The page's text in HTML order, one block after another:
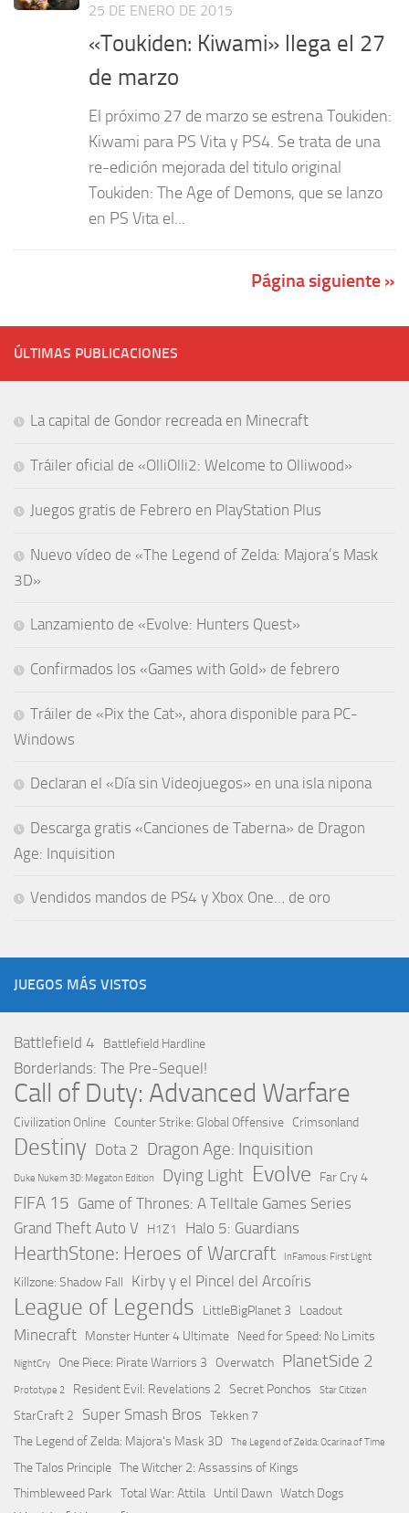
25 DE ENERO DE 2015
«Toukiden: Kiwami» llega el 27
de marzo
El próximo 27 de marzo se estrena Toukiden:
Kiwami para PS Vita y PS4. Se trata de una
re-edición mejorada del titulo original
Toukiden: The Age of Demons, que se lanzo
en PS Vita el...
Página siguiente »
ÚLTIMAS PUBLICACIONES
La capital de Gondor recreada en Minecraft
Tráiler oficial de «OlliOlli2: Welcome to Olliwood»
Juegos gratis de Febrero en PlayStation Plus
Nuevo vídeo de «The Legend of Zelda: Majora’s Mask
3D»
Lanzamiento de «Evolve: Hunters Quest»
Confirmados los «Games with Gold» de febrero
Tráiler de «Pix the Cat», ahora disponible para PC-
Windows
Declaran el «Día sin Videojuegos» en una isla nipona
Descarga gratis «Canciones de Taberna» de Dragon
Age: Inquisition
Vendidos mandos de PS4 y Xbox One… de oro
JUEGOS MÁS VISTOS
Battlefield 4 Battlefield Hardline
Borderlands: The Pre-Sequel!
Call of Duty: Advanced Warfare
Civilization Online Counter Strike: Global Offensive Crimsonland
Destiny Dota 2 Dragon Age: Inquisition
Duke Nukem 3D: Megaton Edition Dying Light Evolve Far Cry 4
FIFA 15 Game of Thrones: A Telltale Games Series
Grand Theft Auto V H1Z1 Halo 5: Guardians
HearthStone: Heroes of Warcraft InFamous: First Light
Killzone: Shadow Fall Kirby y el Pincel del Arcoíris
League of Legends LittleBigPlanet 3 Loadout
Minecraft Monster Hunter 4 Ultimate Need for Speed: No Limits
NightCry One Piece: Pirate Warriors 3 Overwatch PlanetSide 2
Prototype 2 Resident Evil: Revelations 2 Secret Ponchos Star Citizen
StarCraft 2 Super Smash Bros Tekken 7
The Legend of Zelda: Majora's Mask 3D
The Legend of Zelda: Ocarina of Time
The Talos Principle The Witcher 2: Assassins of Kings
Thimbleweed Park Total War: Attila Until Dawn Watch Dogs